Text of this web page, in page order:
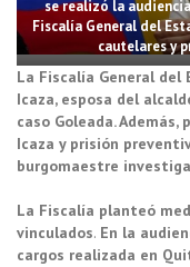
se realizó la
Fiscalía General del
cautelares y
La Fiscalía General
Icaza, esposa del
caso Goleada.
Icaza y prisión
burgomaestre
La Fiscalía planteó
vinculados. En la
cargos realizada en